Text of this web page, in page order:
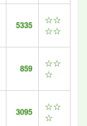
5335
☆☆
☆☆
859
☆☆
☆
3095
☆☆
☆